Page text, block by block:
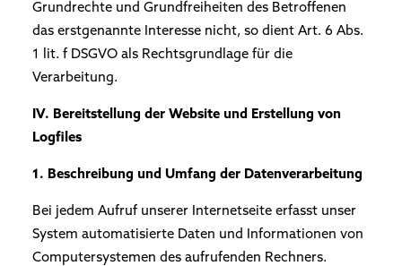
Grundrechte und Grundfreiheiten des Betroffenen
das erstgenannte Interesse nicht, so dient Art. 6 Abs.
1 lit. f DSGVO als Rechtsgrundlage für die
Verarbeitung.
IV. Bereitstellung der Website und Erstellung von
Logfiles
1. Beschreibung und Umfang der Datenverarbeitung
Bei jedem Aufruf unserer Internetseite erfasst unser
System automatisierte Daten und Informationen von
Computersystemen des aufrufenden Rechners.